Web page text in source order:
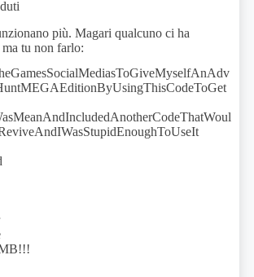
più. Magari qualcuno ci ha
tu non farlo: